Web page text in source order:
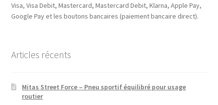
Visa, Visa Debit, Mastercard, Mastercard Debit, Klarna, Apple Pay,
Google Pay et les boutons bancaires (paiement bancaire direct).
Articles récents
Mitas Street Force – Pneu sportif équilibré pour usage
routier